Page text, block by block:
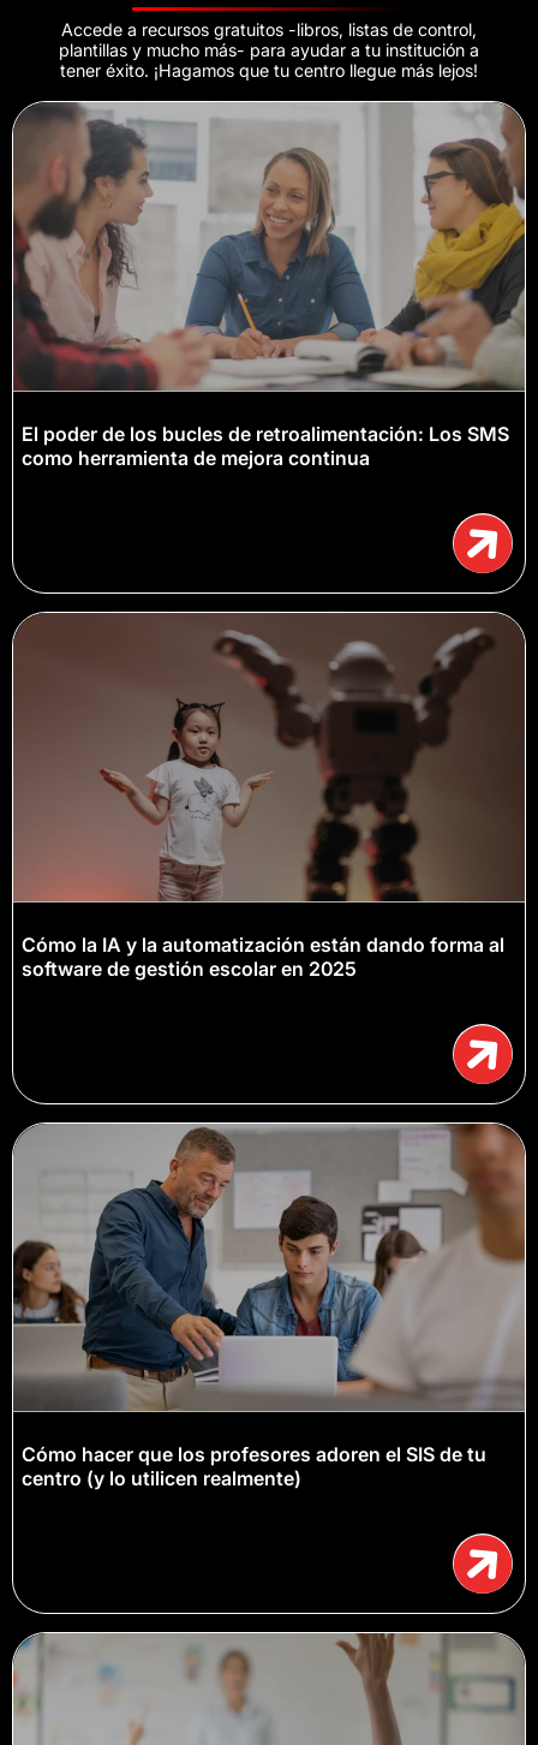
Accede a recursos gratuitos -libros, listas de control,
plantillas y mucho más- para ayudar a tu institución a
tener éxito. ¡Hagamos que tu centro llegue más lejos!
El poder de los bucles de retroalimentación: Los SMS
como herramienta de mejora continua
Cómo la IA y la automatización están dando forma al
software de gestión escolar en 2025
Cómo hacer que los profesores adoren el SIS de tu
centro (y lo utilicen realmente)